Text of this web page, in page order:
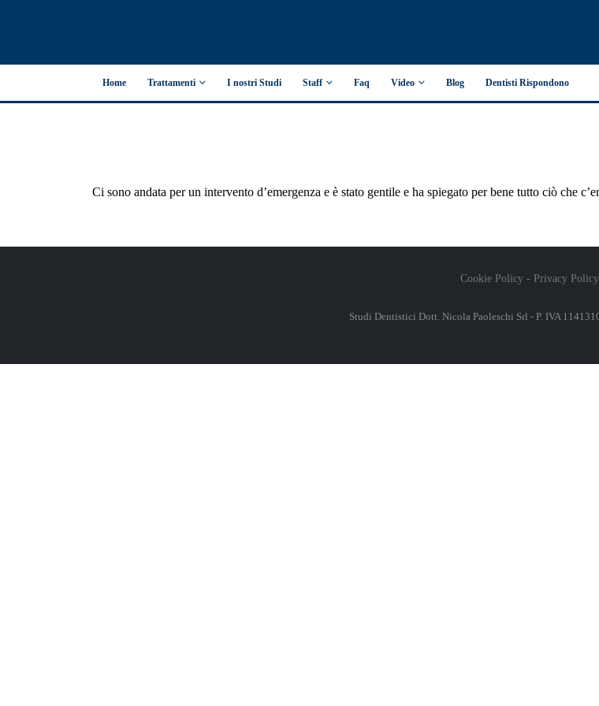
Home Trattamenti I nostri Studi Staff Faq Video Blog Dentisti Rispondono
Ci sono andata per un intervento d’emergenza e è stato gentile e ha spiegato per bene tutto ciò che
Cookie Policy - Privacy Policy
Studi Dentistici Dott. Nicola Paoleschi Srl - P. IVA